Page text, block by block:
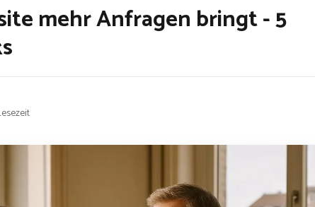
mehr Anfragen bringt - 5